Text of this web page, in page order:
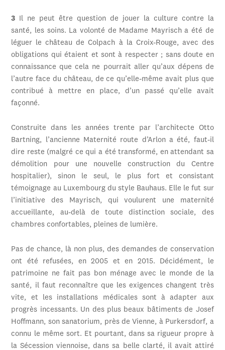
3 Il ne peut être question de jouer la culture contre la
santé, les soins. La volonté de Madame Mayrisch a été de
léguer le château de Colpach à la Croix-Rouge, avec des
obligations qui étaient et sont à respecter ; sans doute en
connaissance que cela ne pourrait aller qu’aux dépens de
l’autre face du château, de ce qu’elle-même avait plus que
contribué à mettre en place, d’un passé qu’elle avait
façonné.
Construite dans les années trente par l’architecte Otto
Bartning, l’ancienne Maternité route d’Arlon a été, faut-il
dire reste (malgré ce qui a été transformé, en attendant sa
démolition pour une nouvelle construction du Centre
hospitalier), sinon le seul, le plus fort et consistant
témoignage au Luxembourg du style Bauhaus. Elle le fut sur
l’initiative des Mayrisch, qui voulurent une maternité
accueillante, au-delà de toute distinction sociale, des
chambres confortables, pleines de lumière.
Pas de chance, là non plus, des demandes de conservation
ont été refusées, en 2005 et en 2015. Décidément, le
patrimoine ne fait pas bon ménage avec le monde de la
santé, il faut reconnaître que les exigences changent très
vite, et les installations médicales sont à adapter aux
progrès incessants. Un des plus beaux bâtiments de Josef
Hoffmann, son sanatorium, près de Vienne, à Purkersdorf, a
connu le même sort. Et pourtant, dans sa rigueur propre à
la Sécession viennoise, dans sa belle clarté, il avait attiré